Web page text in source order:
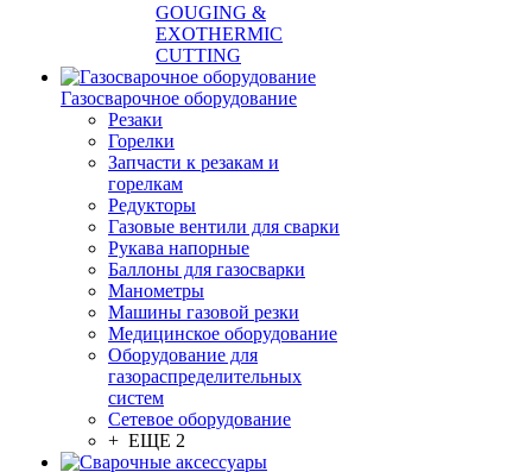
GOUGING &
EXOTHERMIC
CUTTING
Газосварочное оборудование
Резаки
Горелки
Запчасти к резакам и
горелкам
Редукторы
Газовые вентили для сварки
Рукава напорные
Баллоны для газосварки
Манометры
Машины газовой резки
Медицинское оборудование
Оборудование для
газораспределительных
систем
Сетевое оборудование
+ ЕЩЕ 2